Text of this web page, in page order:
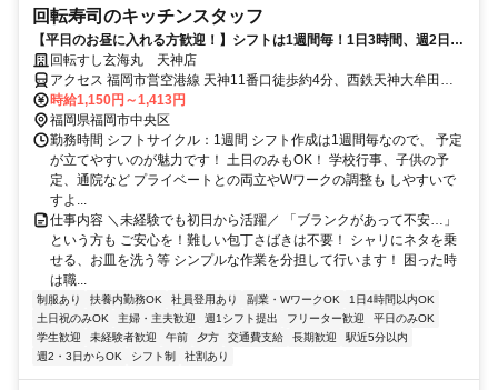
回転寿司のキッチンスタッフ
【平日のお昼に入れる方歓迎！】シフトは1週間毎！1日3時間、週2日～
◎食事補助あり(寿司1皿60円～等)
回転すし玄海丸 天神店
アクセス 福岡市営空港線 天神11番口徒歩約4分、西鉄天神大牟田線
西鉄福岡(天神)北口徒歩約6分、福岡市営七隈線 天神南2番口徒歩約
10分 天神駅から徒歩3分（西1番出口から徒歩30秒）
時給1,150円～1,413円
福岡県福岡市中央区
勤務時間 シフトサイクル：1週間 シフト作成は1週間毎なので、 予定
が立てやすいのが魅力です！ 土日のみもOK！ 学校行事、子供の予
定、通院など プライベートとの両立やWワークの調整も しやすいで
すよ...
仕事内容 ＼未経験でも初日から活躍／ 「ブランクがあって不安…」
という方も ご安心を！難しい包丁さばきは不要！ シャリにネタを乗
せる、お皿を洗う等 シンプルな作業を分担して行います！ 困った時
は職...
制服あり 扶養内勤務OK 社員登用あり 副業・WワークOK
1日4時間以内OK
土日祝のみOK
主婦・主夫歓迎 週1シフト提出 フリーター歓迎
平日のみOK
学生歓迎
未経験者歓迎 午前 夕方 交通費支給 長期歓迎
駅近5分以内
週2・3日からOK
シフト制 社割あり